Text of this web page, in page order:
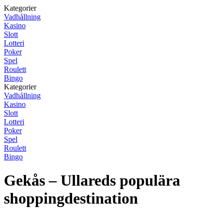
Kategorier
Vadhållning
Kasino
Slott
Lotteri
Poker
Spel
Roulett
Bingo
Kategorier
Vadhållning
Kasino
Slott
Lotteri
Poker
Spel
Roulett
Bingo
Gekås – Ullareds populära
shoppingdestination